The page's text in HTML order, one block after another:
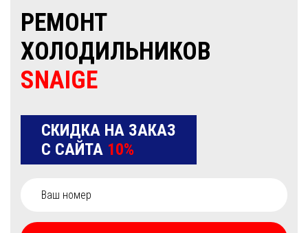
РЕМОНТ
ХОЛОДИЛЬНИКОВ
SNAIGE
СКИДКА НА ЗАКАЗ
С САЙТА 10%